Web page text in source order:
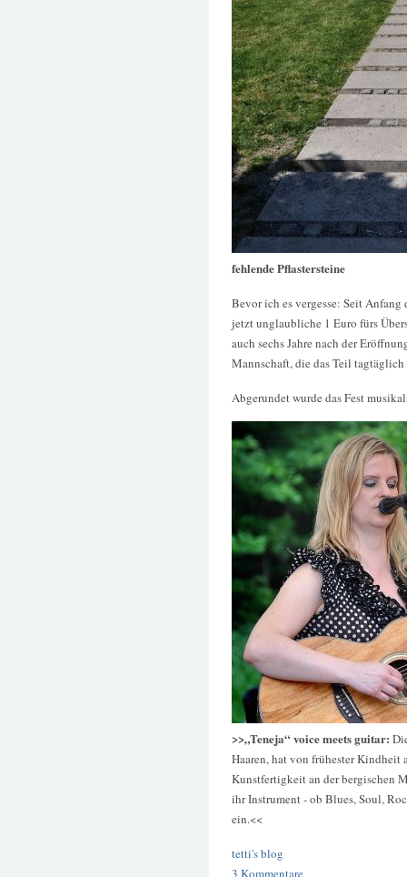
fehlende Pflastersteine
Bevor ich es vergesse: Seit Anfang
jetzt unglaubliche 1 Euro fürs
auch sechs Jahre nach der
Mannschaft, die das Teil
Abgerundet wurde das Fest
>>„Teneja“ voice meets guitar:
Haaren, hat von frühester Kindheit
Kunstfertigkeit an der bergischen
ihr Instrument - ob Blues, Soul,
ein.<<
tetti's blog
3 Kommentare